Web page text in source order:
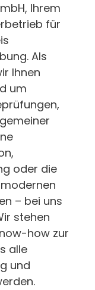
Ihrem
für
Als
Ihnen
um
oder die
– bei uns
stehen
how zur
alle
und